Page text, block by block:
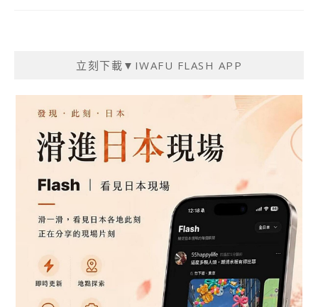
立刻下載▼IWAFU FLASH APP